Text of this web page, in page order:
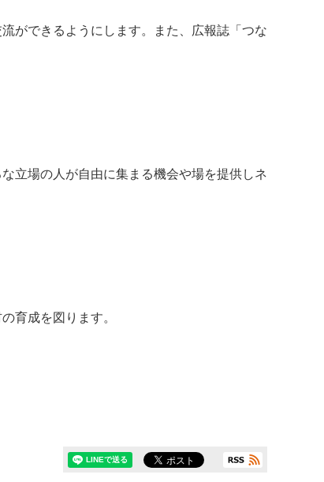
ができるようにします。また、広報誌「つな
立場の人が自由に集まる機会や場を提供しネ
育成を図ります。